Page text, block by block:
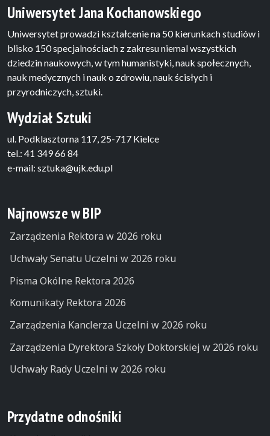
Uniwersytet Jana Kochanowskiego
Uniwersytet prowadzi kształcenie na 50 kierunkach studiów i
blisko 150 specjalnościach z zakresu niemal wszystkich
dziedzin naukowych, w tym humanistyki, nauk społecznych,
nauk medycznych i nauk o zdrowiu, nauk ścisłych i
przyrodniczych, sztuki.
Wydział Sztuki
ul. Podklasztorna 117, 25-717 Kielce
tel.: 41 349 66 84
e-mail: sztuka@ujk.edu.pl
Najnowsze w BIP
Zarządzenia Rektora w 2026 roku
Uchwały Senatu Uczelni w 2026 roku
Pisma Okólne Rektora 2026
Komunikaty Rektora 2026
Zarządzenia Kanclerza Uczelni w 2026 roku
Zarządzenia Dyrektora Szkoły Doktorskiej w 2026 roku
Uchwały Rady Uczelni w 2026 roku
Przydatne odnośniki